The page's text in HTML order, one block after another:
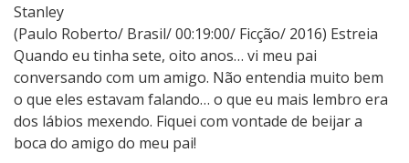
Stanley
(Paulo Roberto/ Brasil/ 00:19:00/ Ficção/ 2016) Estreia
Quando eu tinha sete, oito anos… vi meu pai
conversando com um amigo. Não entendia muito bem
o que eles estavam falando… o que eu mais lembro era
dos lábios mexendo. Fiquei com vontade de beijar a
boca do amigo do meu pai!